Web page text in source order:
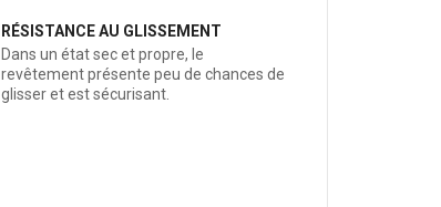
RÉSISTANCE AU GLISSEMENT
Dans un état sec et propre, le
revêtement présente peu de chances de
glisser et est sécurisant.